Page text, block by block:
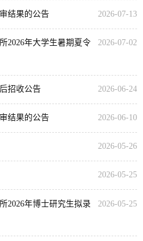
2026-07-13
结果的公告
2026-07-02
2026年大学生暑期夏令
2026-06-24
招收公告
2026-06-10
结果的公告
2026-05-26
2026-05-25
2026-05-25
2026年博士研究生拟录